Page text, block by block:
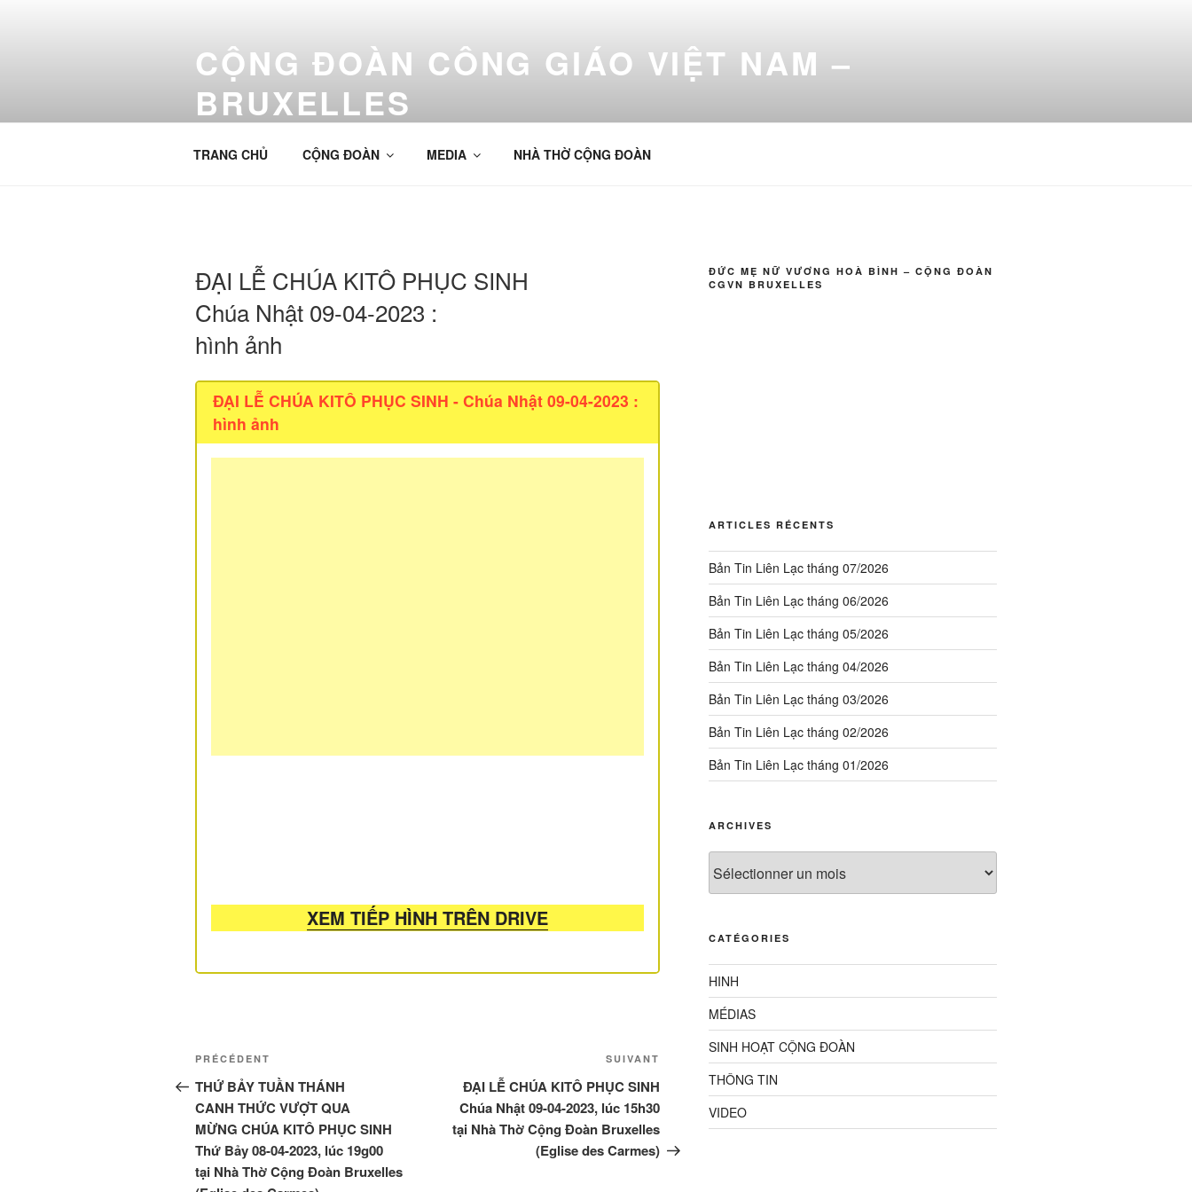
CỘNG ĐOÀN CÔNG GIÁO VIỆT NAM –
BRUXELLES
TRANG CHỦ CỘNG ĐOÀN MEDIA NHÀ THỜ CỘNG ĐOÀN
ĐẠI LỄ CHÚA KITÔ PHỤC SINH
Chúa Nhật 09-04-2023 :
hình ảnh
ĐẠI LỄ CHÚA KITÔ PHỤC SINH - Chúa Nhật 09-04-2023 :
hình ảnh
XEM TIẾP HÌNH TRÊN DRIVE
Navigation
de
l’article
Article
précédent
PRÉCÉDENT
THỨ BẢY TUẦN THÁNH
CANH THỨC VƯỢT QUA
MỪNG CHÚA KITÔ PHỤC SINH
Thứ Bảy 08-04-2023, lúc 19g00
tại Nhà Thờ Cộng Đoàn Bruxelles
suivant
SUIVANT
ĐẠI LỄ CHÚA KITÔ PHỤC SINH
Chúa Nhật 09-04-2023, lúc 15h30
tại Nhà Thờ Cộng Đoàn Bruxelles
(Eglise des Carmes)
ĐỨC MẸ NỮ VƯƠNG HOÀ BÌNH – CỘNG ĐOÀN
CGVN BRUXELLES
ARTICLES RÉCENTS
Bản Tin Liên Lạc tháng 07/2026
Bản Tin Liên Lạc tháng 06/2026
Bản Tin Liên Lạc tháng 05/2026
Bản Tin Liên Lạc tháng 04/2026
Bản Tin Liên Lạc tháng 03/2026
Bản Tin Liên Lạc tháng 02/2026
Bản Tin Liên Lạc tháng 01/2026
ARCHIVES
CATÉGORIES
HINH
MÉDIAS
SINH HOẠT CỘNG ĐOÀN
THÔNG TIN
VIDEO